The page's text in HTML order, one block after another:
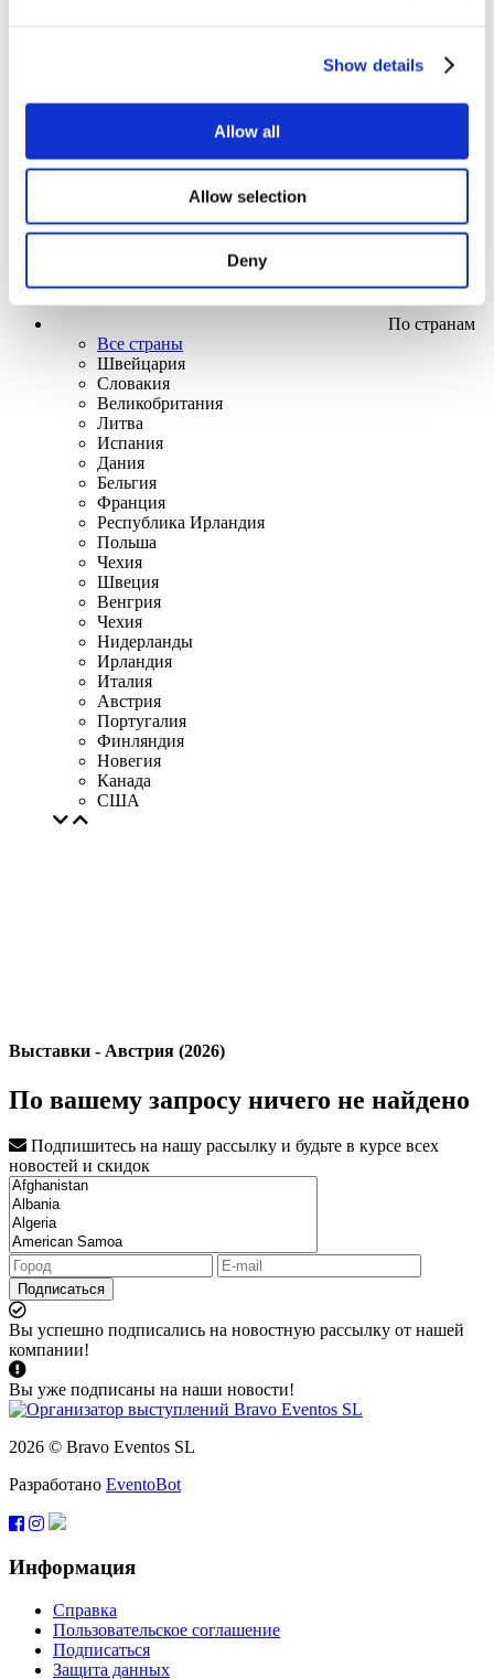
Show details
Allow all
Allow selection
Deny
По странам
Все страны
Швейцария
Словакия
Великобритания
Литва
Испания
Дания
Бельгия
Франция
Республика Ирландия
Польша
Чехия
Швеция
Венгрия
Чехия
Нидерланды
Ирландия
Италия
Австрия
Португалия
Финляндия
Новегия
Канада
США
Выставки - Австрия (2026)
По вашему запросу ничего не найдено
Подпишитесь на нашу рассылку и будьте в курсе всех
новостей и скидок
Подписаться
Вы успешно подписались на новостную рассылку от нашей
компании!
Вы уже подписаны на наши новости!
2026 © Bravo Eventos SL
Разработано EventoBot
Информация
Справка
Пользовательское соглашение
Подписаться
Защита данных